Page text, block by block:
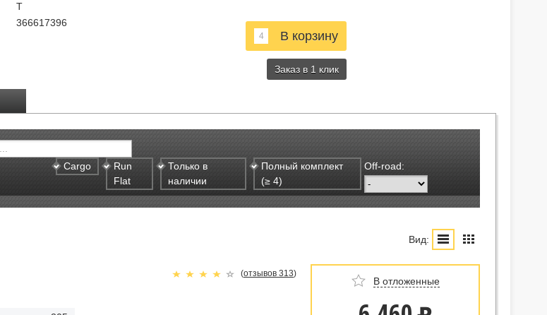
T
366617396
Заказ в 1 клик
Cargo
Run
Flat
Только в
наличии
Полный комплект
(≥ 4)
Off-road:
Вид:
(отзывов 313)
В отложенные